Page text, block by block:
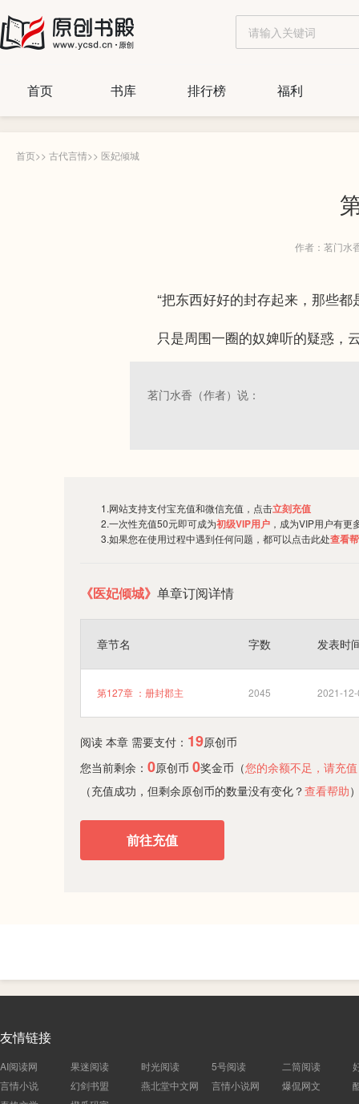
首页 书库 排行榜 福利
首页>> 古代言情>> 医妃倾城
作者：茗门水
“把东西好好的封存起来，那些都
只是周围一圈的奴婢听的疑惑，云
茗门水香（作者）说：
1.网站支持支付宝充值和微信充值，点击立刻充值
2.一次性充值50元即可成为初级VIP用户 ，成为VIP用户有更
3.如果您在使用过程中遇到任何问题，都可以点击此处查看
《医妃倾城》 单章订阅详情
章节名 字数 发表时
第127章 ：册封郡主 2045 2021-
阅读 本章 需要支付： 19原创币
您当前剩余： 0原创币 0奖金币（您的余额不足，请充
（充值成功，但剩余原创币的数量没有变化？查看帮助
前往充值
友情链接
AI阅读网 果迷阅读 时光阅读 5号阅读 二筒阅读
言情小说
幻剑书盟 燕北堂中文网 言情小说网 爆侃网文